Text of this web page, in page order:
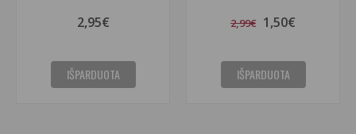
2,95€
IŠPARDUOTA
2,99€ 1,50€
IŠPARDUOTA